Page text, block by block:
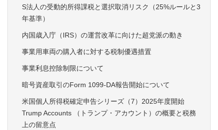
S法人の受動的所得課税と選択取消リスク（25%ルールと3
年基準）
内国歳入庁（IRS）の運営改革に向けた超党派の動き
事業用車両の購入者に対する税制優遇措置
事業利息控除制限について
暗号資産取引のForm 1099-DA報告開始について
米国個人所得税確定申告シリーズ（7）2025年度開始
Trump Accounts （トランプ・アカウント）の概要と税務
上の留意点